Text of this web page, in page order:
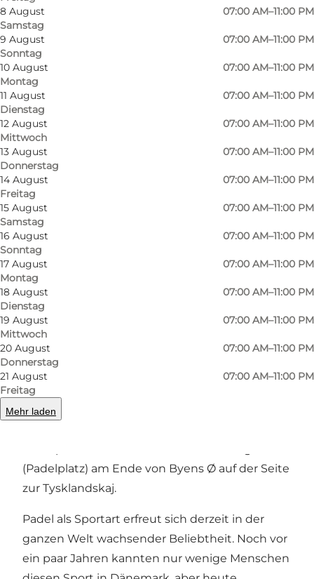
8 August
Samstag
07:00 AM–11:00 PM
9 August
Sonntag
07:00 AM–11:00 PM
10 August
Montag
07:00 AM–11:00 PM
11 August
Dienstag
07:00 AM–11:00 PM
12 August
Mittwoch
07:00 AM–11:00 PM
13 August
Donnerstag
07:00 AM–11:00 PM
14 August
Freitag
07:00 AM–11:00 PM
15 August
Samstag
07:00 AM–11:00 PM
16 August
Sonntag
07:00 AM–11:00 PM
17 August
Montag
07:00 AM–11:00 PM
18 August
Dienstag
07:00 AM–11:00 PM
19 August
Mittwoch
07:00 AM–11:00 PM
20 August
Donnerstag
07:00 AM–11:00 PM
21 August
Freitag
07:00 AM–11:00 PM
Mehr laden
Foto
Verbringen Sie Ihren Urlaub aktiv, bringen Sie
die ganze Familie oder Freunde mit, um die
(Padelplatz) am Ende von Byens Ø auf der Seite
zur Tysklandskaj.
Padel als Sportart erfreut sich derzeit in der
ganzen Welt wachsender Beliebtheit. Noch vor
ein paar Jahren kannten nur wenige Menschen